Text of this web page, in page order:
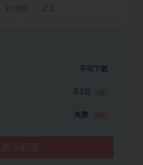
不可下载
0.3元 1折
免费